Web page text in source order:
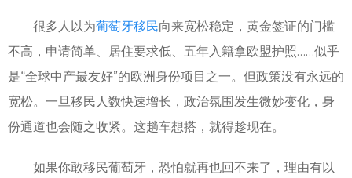
很多人以为葡萄牙移民向来宽松稳定，黄金签证的门槛
不高，申请简单、居住要求低、五年入籍拿欧盟护照……似乎
是“全球中产最友好”的欧洲身份项目之一。但政策没有永远的
宽松。一旦移民人数快速增长，政治氛围发生微妙变化，身
份通道也会随之收紧。这趟车想搭，就得趁现在。
如果你敢移民葡萄牙，恐怕就再也回不来了，理由有以